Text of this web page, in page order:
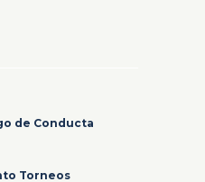
de Conducta
Torneos